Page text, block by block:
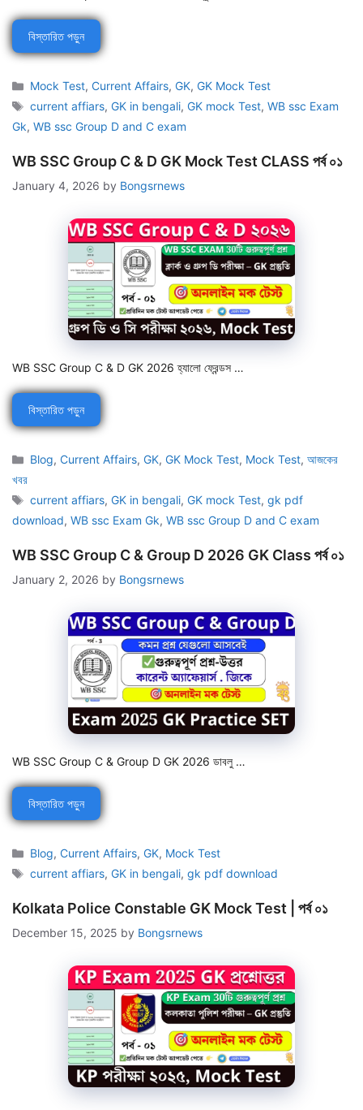
বিস্তারিত পড়ুন
Categories
Mock Test,Current Affairs,GK,GK Mock Test
Tags
current affiars,GK in bengali,GK mock Test,WB ssc Exam
Gk, WB ssc Group D and C exam
WB SSC Group C & D GK Mock Test CLASS পর্ব ০১
January 4, 2026 by Bongsrnews
WB SSC Group C & D GK 2026 হ্যালো ফ্রেন্ডস …
বিস্তারিত পড়ুন
Categories
Blog,Current Affairs,GK,GK Mock Test, Mock Test,আজকের
খবর
Tags
current affiars,GK in bengali,GK mock Test,gk pdf
download, WB ssc Exam Gk, WB ssc Group D and C exam
WB SSC Group C & Group D 2026 GK Class পর্ব ০১
January 2, 2026 by Bongsrnews
WB SSC Group C & Group D GK 2026 ডাবলু …
বিস্তারিত পড়ুন
Categories
Blog,Current Affairs,GK, Mock Test
Tags
current affiars,GK in bengali,gk pdf download
Kolkata Police Constable GK Mock Test | পর্ব ০১
December 15, 2025 by Bongsrnews